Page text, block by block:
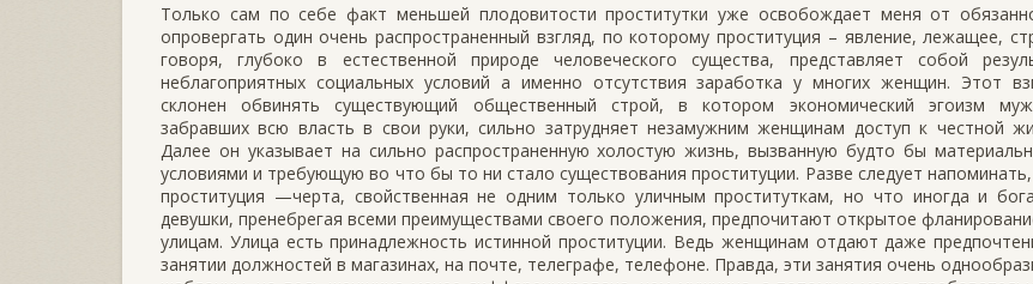
Только сам по себе факт меньшей плодовитости проститутки уже освобождает меня от
опровергать один очень распространенный взгляд, по которому проституция – явление, лежащее,
говоря, глубоко в естественной природе человеческого существа, представляет собой
неблагоприятных социальных условий а именно отсутствия заработка у многих женщин. Этот
склонен обвинять существующий общественный строй, в котором экономический эгоизм
забравших всю власть в свои руки, сильно затрудняет незамужним женщинам доступ к честной
Далее он указывает на сильно распространенную холостую жизнь, вызванную будто бы
условиями и требующую во что бы то ни стало существования проституции. Разве следует
проституция —черта, свойственная не одним только уличным проституткам, но что иногда и
девушки, пренебрегая всеми преимуществами своего положения, предпочитают открытое
улицам. Улица есть принадлежность истинной проституции. Ведь женщинам отдают даже
занятии должностей в магазинах, на почте, телеграфе, телефоне. Правда, эти занятия очень